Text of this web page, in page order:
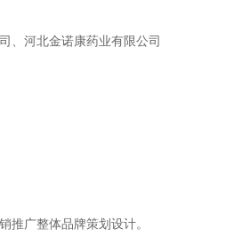
、河北金诺康药业有限公司
推广整体品牌策划设计。